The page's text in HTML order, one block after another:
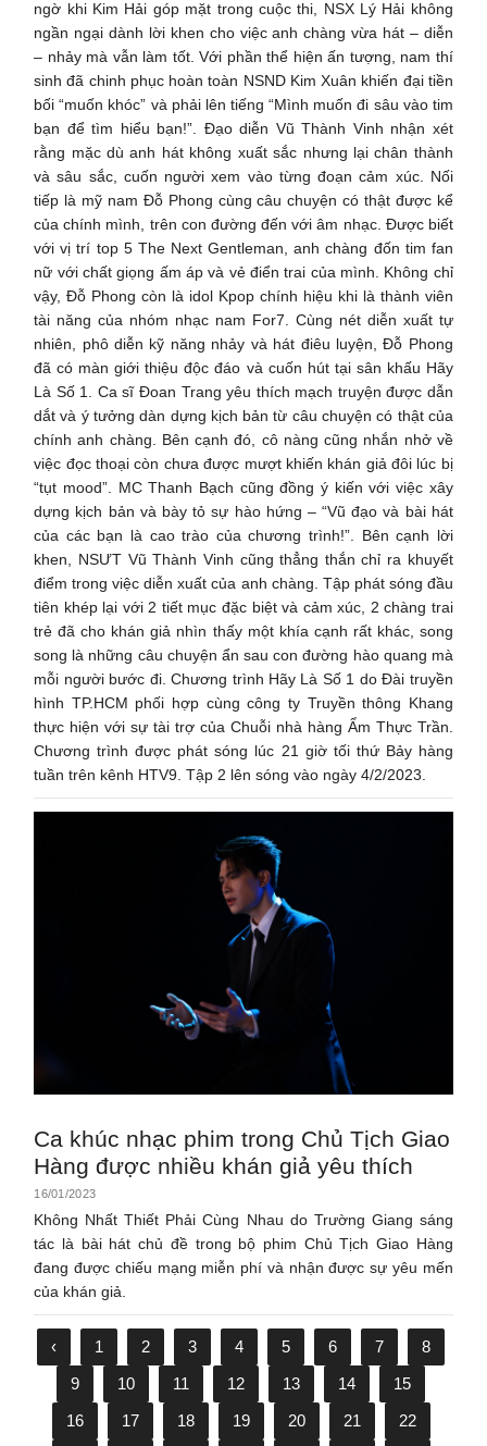
ngờ khi Kim Hải góp mặt trong cuộc thi, NSX Lý Hải không
ngần ngại dành lời khen cho việc anh chàng vừa hát – diễn
– nhảy mà vẫn làm tốt. Với phần thể hiện ấn tượng, nam thí
sinh đã chinh phục hoàn toàn NSND Kim Xuân khiến đại tiền
bối “muốn khóc” và phải lên tiếng “Mình muốn đi sâu vào tim
bạn để tìm hiểu bạn!”. Đạo diễn Vũ Thành Vinh nhận xét
rằng mặc dù anh hát không xuất sắc nhưng lại chân thành
và sâu sắc, cuốn người xem vào từng đoạn cảm xúc. Nối
tiếp là mỹ nam Đỗ Phong cùng câu chuyện có thật được kể
của chính mình, trên con đường đến với âm nhạc. Được biết
với vị trí top 5 The Next Gentleman, anh chàng đốn tim fan
nữ với chất giọng ấm áp và vẻ điển trai của mình. Không chỉ
vậy, Đỗ Phong còn là idol Kpop chính hiệu khi là thành viên
tài năng của nhóm nhạc nam For7. Cùng nét diễn xuất tự
nhiên, phô diễn kỹ năng nhảy và hát điêu luyện, Đỗ Phong
đã có màn giới thiệu độc đáo và cuốn hút tại sân khấu Hãy
Là Số 1. Ca sĩ Đoan Trang yêu thích mạch truyện được dẫn
dắt và ý tưởng dàn dựng kịch bản từ câu chuyện có thật của
chính anh chàng. Bên cạnh đó, cô nàng cũng nhắn nhở về
việc đọc thoại còn chưa được mượt khiến khán giả đôi lúc bị
“tụt mood”. MC Thanh Bạch cũng đồng ý kiến với việc xây
dựng kịch bản và bày tỏ sự hào hứng – “Vũ đạo và bài hát
của các bạn là cao trào của chương trình!”. Bên cạnh lời
khen, NSƯT Vũ Thành Vinh cũng thẳng thắn chỉ ra khuyết
điểm trong việc diễn xuất của anh chàng. Tập phát sóng đầu
tiên khép lại với 2 tiết mục đặc biệt và cảm xúc, 2 chàng trai
trẻ đã cho khán giả nhìn thấy một khía cạnh rất khác, song
song là những câu chuyện ẩn sau con đường hào quang mà
mỗi người bước đi. Chương trình Hãy Là Số 1 do Đài truyền
hình TP.HCM phối hợp cùng công ty Truyền thông Khang
thực hiện với sự tài trợ của Chuỗi nhà hàng Ẩm Thực Trần.
Chương trình được phát sóng lúc 21 giờ tối thứ Bảy hàng
tuần trên kênh HTV9. Tập 2 lên sóng vào ngày 4/2/2023.
Ca khúc nhạc phim trong Chủ Tịch Giao
Hàng được nhiều khán giả yêu thích
16/01/2023
Không Nhất Thiết Phải Cùng Nhau do Trường Giang sáng
tác là bài hát chủ đề trong bộ phim Chủ Tịch Giao Hàng
đang được chiếu mạng miễn phí và nhận được sự yêu mến
của khán giả.
‹ 1 2 3 4 5 6 7
8
9
10 11 12 13 14
15
16
17 18 19 20 21
22